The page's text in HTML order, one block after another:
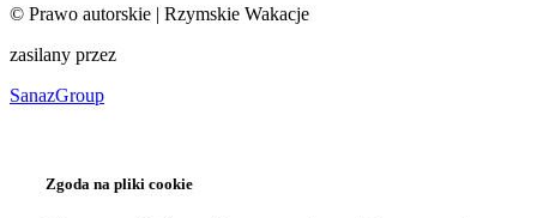
© Prawo autorskie | Rzymskie Wakacje
zasilany przez
SanazGroup
Zgoda na pliki cookie